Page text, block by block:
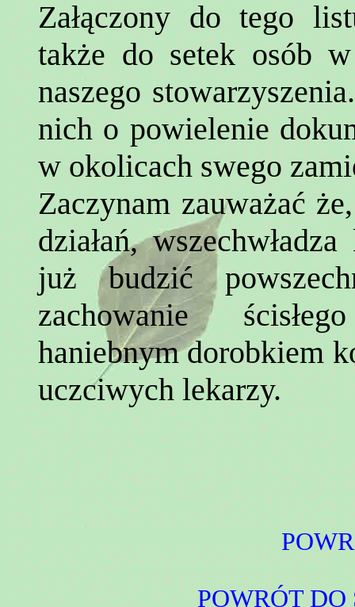
Załączony do tego
także do setek osób
naszego
nich o powielenie
w okolicach swego
Zaczynam zauważać
działań,
już budzić
zachowanie
haniebnym dorobkiem
uczciwych lekarzy.
POWRÓT